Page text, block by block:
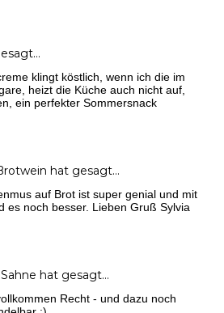
klingt köstlich, wenn ich die im
heizt die Küche auch nicht auf,
ein perfekter Sommersnack
hat gesagt…
auf Brot ist super genial und mit
es noch besser. Lieben Gruß Sylvia
hat gesagt…
Recht - und dazu noch